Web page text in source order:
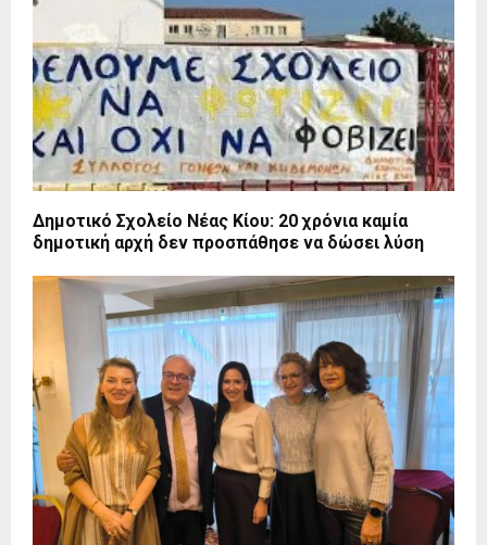
Δημοτικό Σχολείο Νέας Κίου: 20 χρόνια καμία
δημοτική αρχή δεν προσπάθησε να δώσει λύση